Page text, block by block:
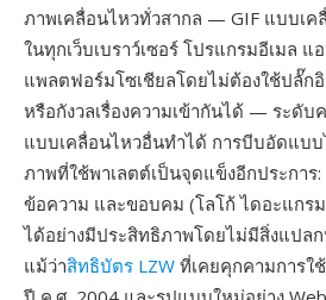
ภาพเคลื่อนไหวทั่วสากล — GIF แบบเค
ในทุกเว็บเบราว์เซอร์ โปรแกรมอีเมล
แพลตฟอร์มโซเชียลโดยไม่ต้องใช้ปลั๊
หรือกังวลเรื่องความเข้ากันได้ — ระดั
แบบเคลื่อนไหวอื่นทำได้ การบีบอัดแบ
ภาพที่ใช้พาเลตต์เป็นจุดแข็งอีกประการ
ข้อความ และขอบคม (โลโก้ ไดอะแกร
ได้อย่างมีประสิทธิภาพโดยไม่มีสิ่งแปลก
แม้ว่าสิทธิบัตร LZW ที่เคยคุกคามการใ